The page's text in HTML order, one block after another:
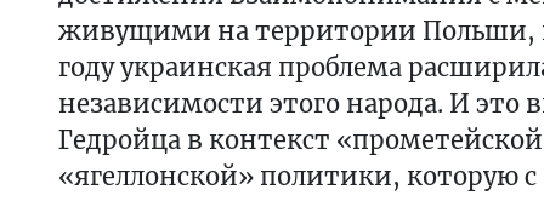
живущими на территории Польши,
году украинская проблема
независимости этого народа. И это
Гедройца в контекст
«ягеллонской» политики, которую